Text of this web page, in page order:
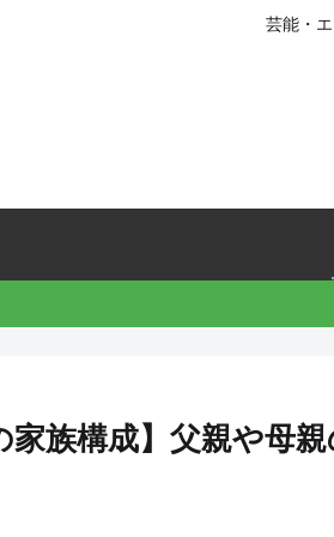
芸能・
家族構成】父親や母